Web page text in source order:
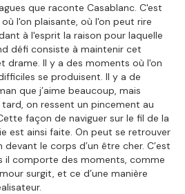
que raconte Casablanc. C'est
l'on plaisante, où l'on peut rire
à l'esprit la raison pour laquelle
défi consiste à maintenir cet
drame. Il y a des moments où l'on
se produisent. Il y a de
que j’aime beaucoup, mais
on ressent un pincement au
façon de naviguer sur le fil de la
est ainsi faite. On peut se retrouver
le corps d’un être cher. C’est
il comporte des moments, comme
surgit, et ce d’une manière